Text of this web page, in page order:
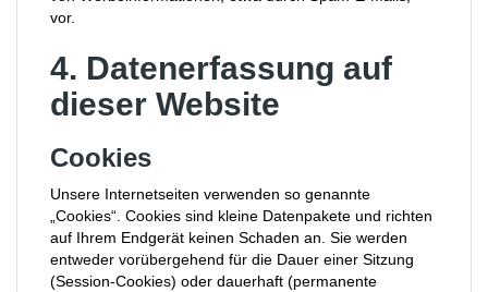
vor.
4. Datenerfassung auf
dieser Website
Cookies
Unsere Internetseiten verwenden so genannte
„Cookies“. Cookies sind kleine Datenpakete und richten
auf Ihrem Endgerät keinen Schaden an. Sie werden
entweder vorübergehend für die Dauer einer Sitzung
(Session-Cookies) oder dauerhaft (permanente